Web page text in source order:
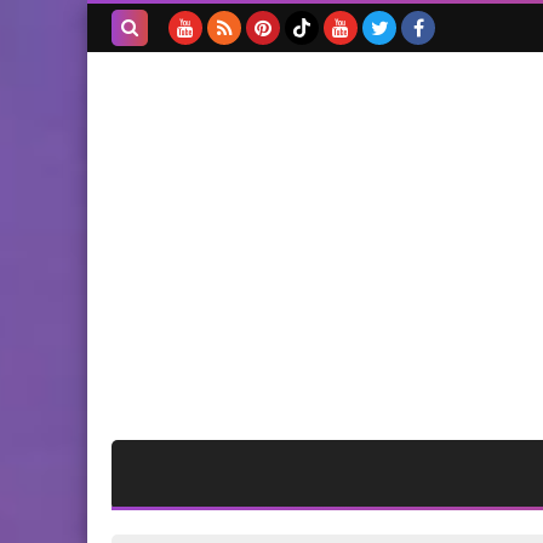
اليونيفيل الإيطالية تستضيف
رؤساء بلديات قضاء صور
أخبار فلسطين
الديمقراطية تحصد المركز